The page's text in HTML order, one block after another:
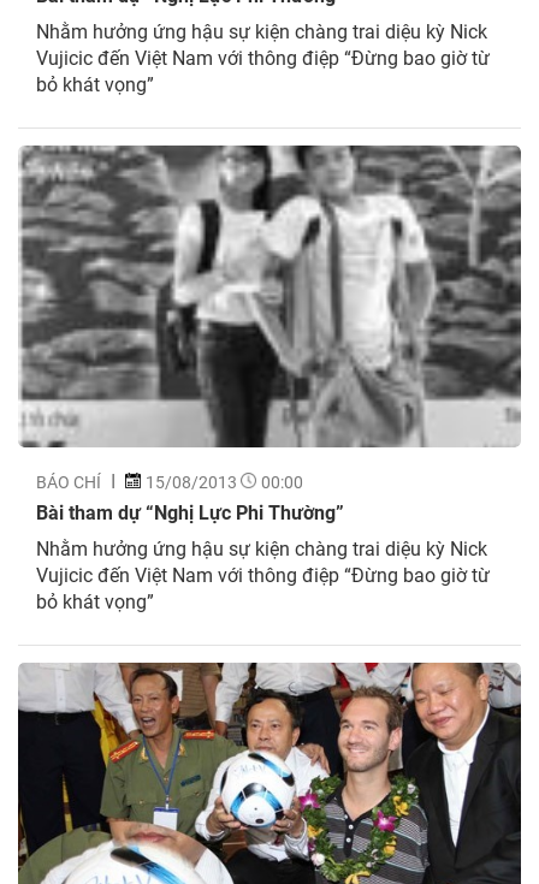
Nhằm hưởng ứng hậu sự kiện chàng trai diệu kỳ Nick
Vujicic đến Việt Nam với thông điệp “Đừng bao giờ từ
bỏ khát vọng”
BÁO CHÍ 15/08/2013 00:00
Bài tham dự “Nghị Lực Phi Thường”
Nhằm hưởng ứng hậu sự kiện chàng trai diệu kỳ Nick
Vujicic đến Việt Nam với thông điệp “Đừng bao giờ từ
bỏ khát vọng”